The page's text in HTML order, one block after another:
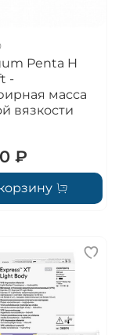
Penta H
-
масса
вязкости
₽